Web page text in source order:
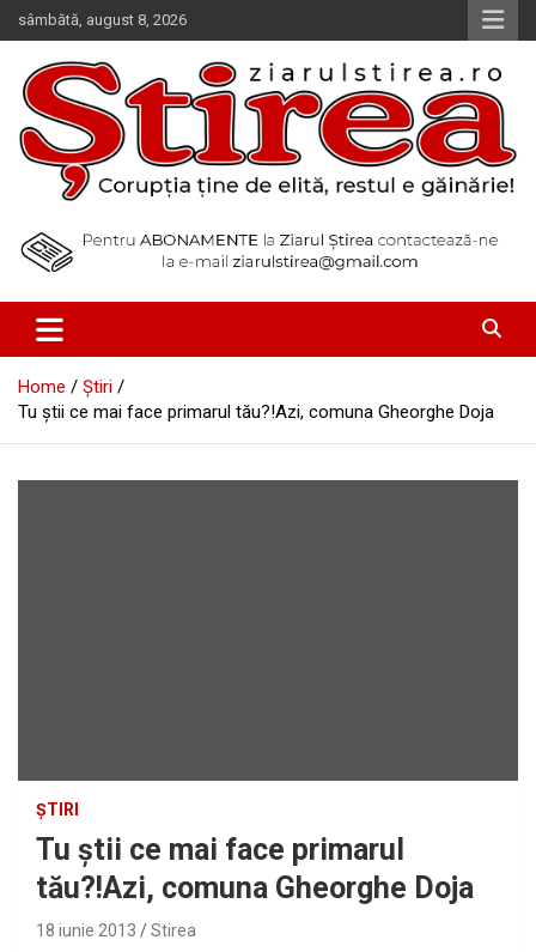
Skip
to
content
sâmbătă, august 8, 2026
Ziarul Știrea
Home
Știri
Tu ştii ce mai face primarul tău?!Azi, comuna Gheorghe Doja
ȘTIRI
Tu ştii ce mai face primarul
tău?!Azi, comuna Gheorghe Doja
18 iunie 2013 Stirea